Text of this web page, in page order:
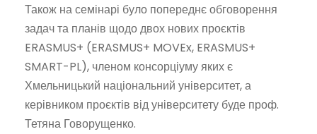
Також на семінарі було попереднє обговорення
задач та планів щодо двох нових проєктів
ERASMUS+ (ERASMUS+ MOVEx, ERASMUS+
SMART-PL), членом консорціуму яких є
Хмельницький національний університет, а
керівником проєктів від університету буде проф.
Тетяна Говорущенко.